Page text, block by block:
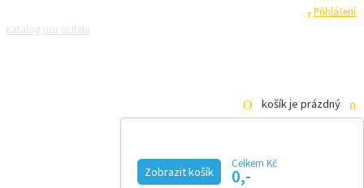
Přihlášení
Katalog pro učitele
košík je prázdný
Zobrazit košík
Celkem Kč
0,-